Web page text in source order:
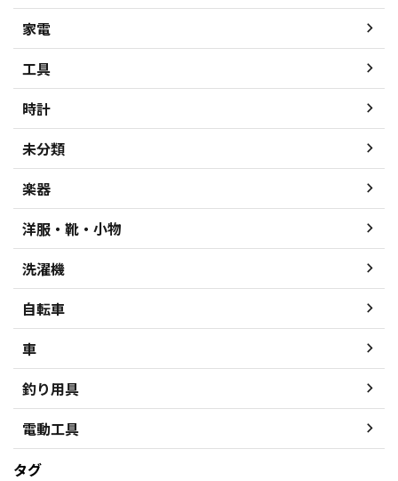
家電
工具
時計
未分類
楽器
洋服・靴・小物
洗濯機
自転車
車
釣り用具
電動工具
タグ